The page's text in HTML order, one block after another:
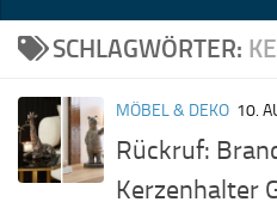
SCHLAGWÖRTER:
MÖBEL & DEKO 10.
Rückruf:
Kerzenhalter